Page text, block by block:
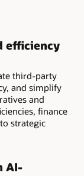
efficiency
third-party
and simplify
and
finance
strategic
AI-